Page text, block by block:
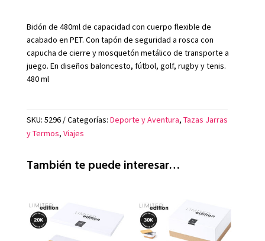
Bidón de 480ml de capacidad con cuerpo flexible de
acabado en PET. Con tapón de seguridad a rosca con
capucha de cierre y mosquetón metálico de transporte a
juego. En diseños baloncesto, fútbol, golf, rugby y tenis.
480 ml
SKU: 5296 Categorías: Deporte y Aventura, Tazas Jarras
y Termos, Viajes
También te puede interesar…